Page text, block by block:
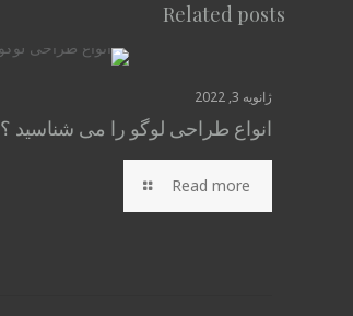
Related posts
ژانویه 3, 2022
انواع طراحی لوگو را می شناسید ؟
Read more